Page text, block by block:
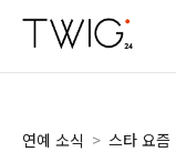
연예 소식 > 스타 요즘